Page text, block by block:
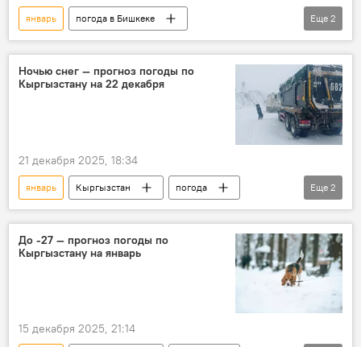
январь
погода в Бишкеке
прогноз погоды
погода Бишкек
Еще 2
Ночью снег — прогноз погоды по
Кыргызстану на 22 декабря
21 декабря 2025, 18:34
январь Кыргызстан
погода
прогноз погоды
погода в Кыргызстане
Еще 2
До -27 — прогноз погоды по
Кыргызстану на январь
15 декабря 2025, 21:14